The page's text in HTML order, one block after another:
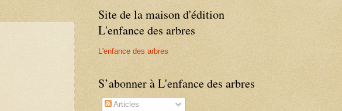
Site de la maison d'édition
L'enfance des arbres
L'enfance des arbres
S’abonner à L'enfance des arbres
Articles